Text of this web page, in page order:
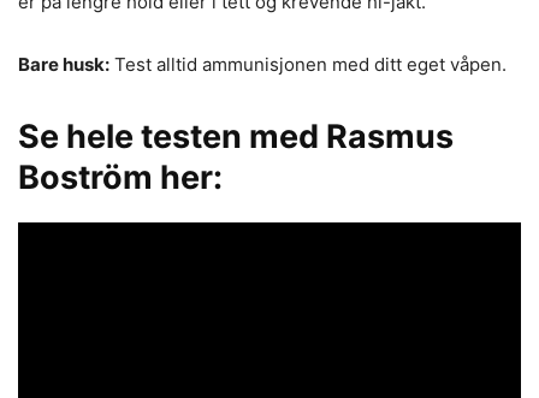
Bare husk: Test alltid ammunisjonen med ditt eget våpen.
Se hele testen med Rasmus
Boström her: